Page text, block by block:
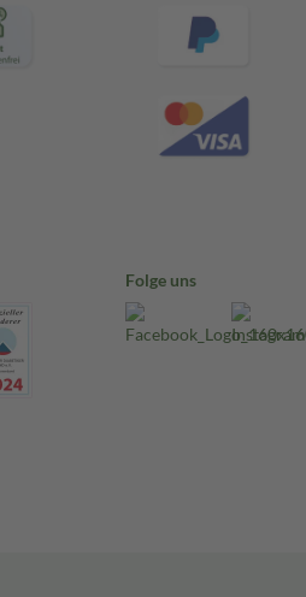
Folge uns